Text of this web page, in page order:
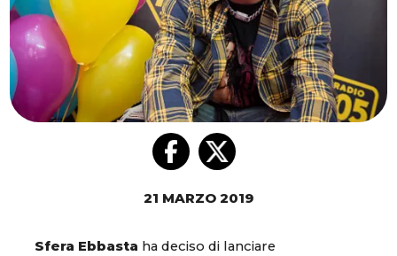
21 MARZO 2019
Sfera Ebbasta ha deciso di lanciare